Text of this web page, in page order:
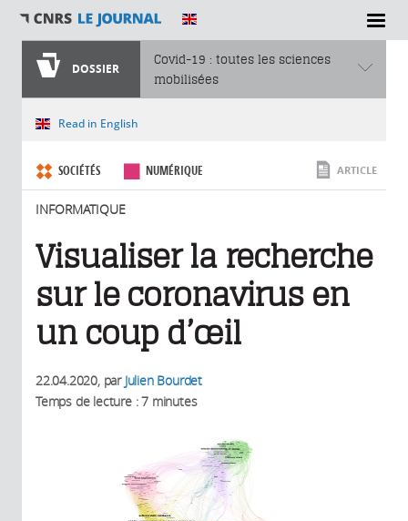
SECTIONS
DOSSIER
Covid-19 : toutes les sciences
mobilisées
Vous êtes ici
Read in English
SOCIÉTÉS NUMÉRIQUE
INFORMATIQUE
ARTICLE
Visualiser la recherche
sur le coronavirus en
un coup d’œil
22.04.2020, par Julien Bourdet
Temps de lecture : 7 minutes